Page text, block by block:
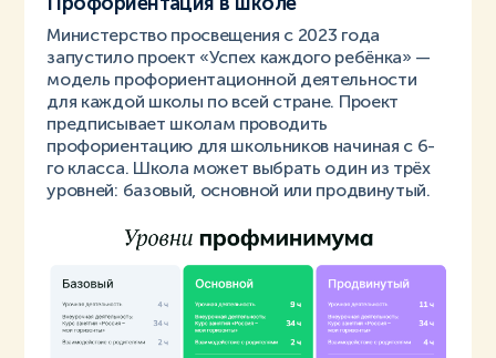
Министерство просвещения с 2023 года
запустило проект «Успех каждого ребёнка» —
модель профориентационной деятельности
для каждой школы по всей стране. Проект
предписывает школам проводить
профориентацию для школьников начиная с 6-
го класса. Школа может выбрать один из трёх
уровней: базовый, основной или продвинутый.